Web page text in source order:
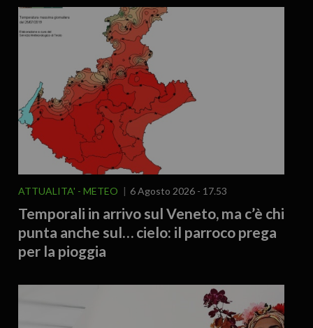
ATTUALITA' METEO 6 Agosto 2026 - 17.53
Temporali in arrivo sul Veneto, ma c’è chi
punta anche sul… cielo: il parroco prega
per la pioggia